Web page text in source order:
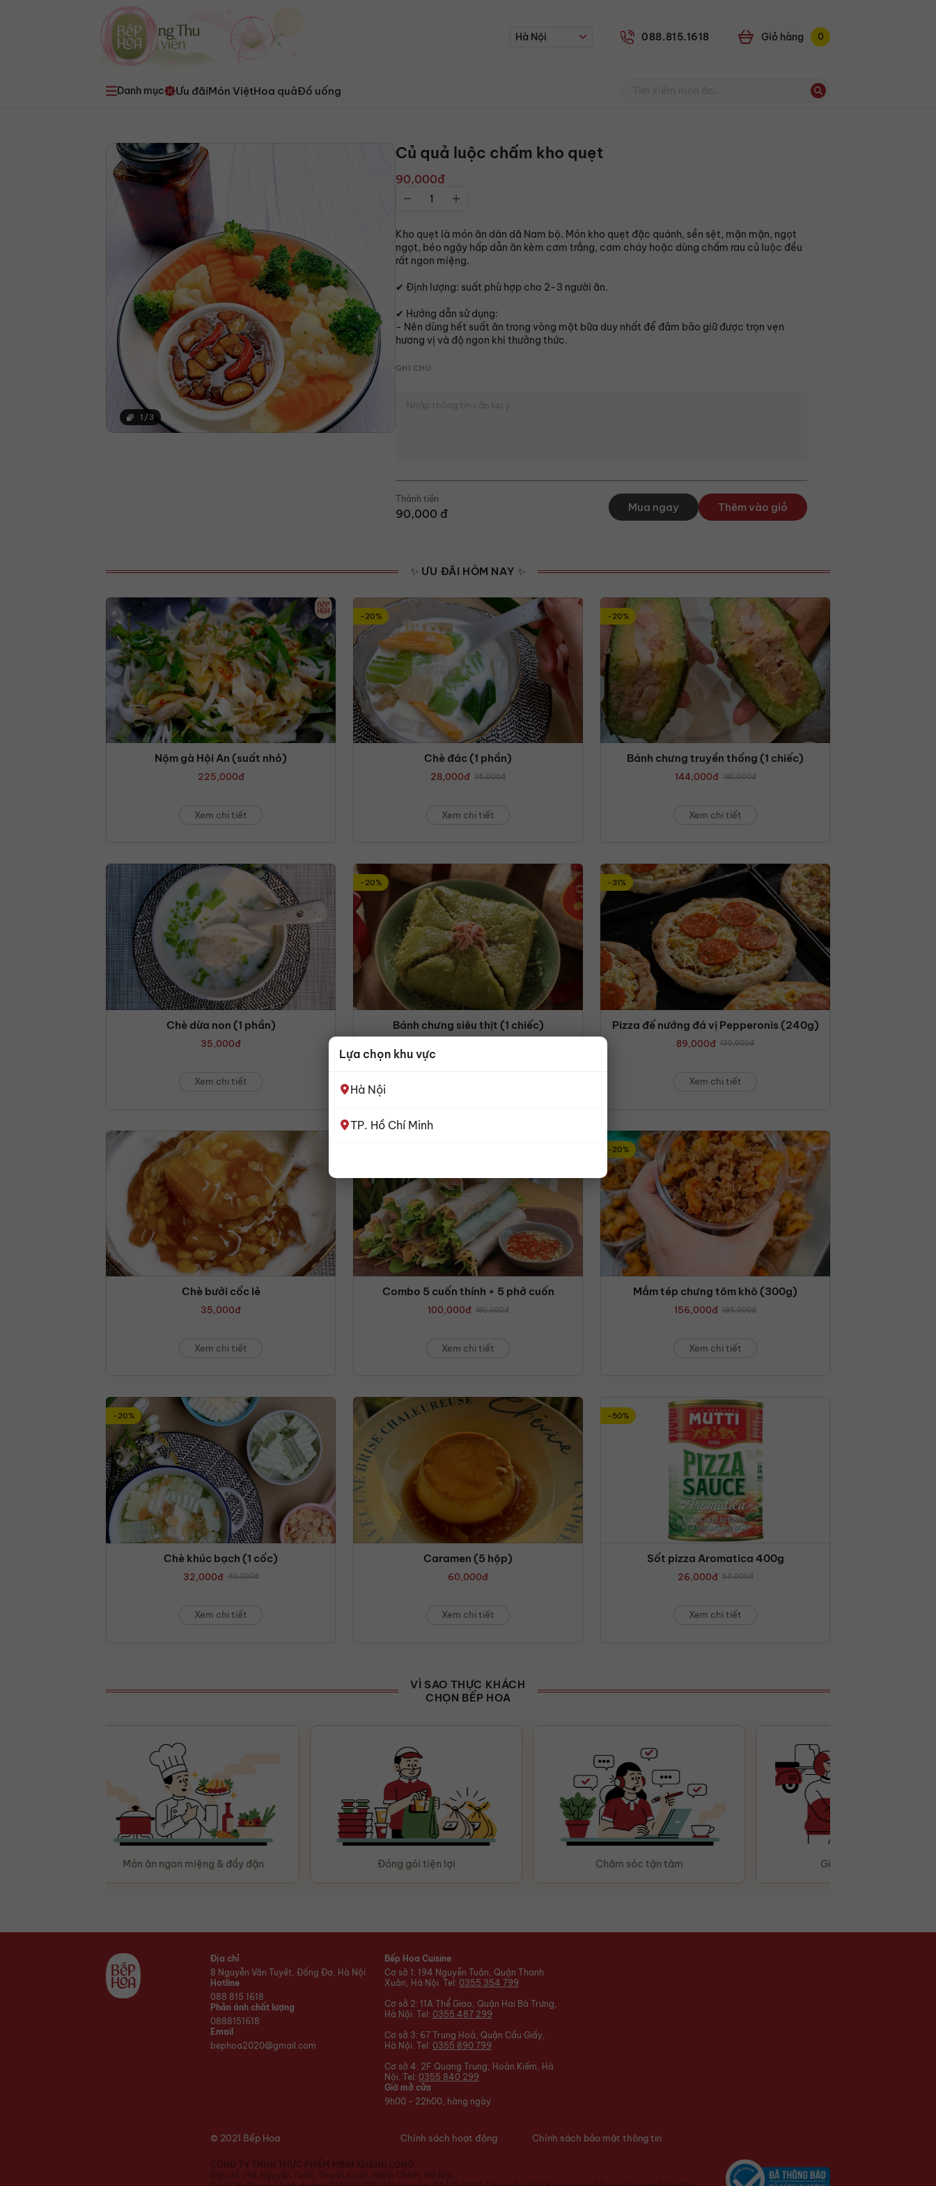
Hà Nội 088.815.1618 Giỏ 0
Danh mục Ưu đãiMón ViệtHoa quảĐồ uống
1 / 3
Củ quả luộc chấm kho quẹt
90,000đ
Kho quẹt là món ăn dân dã Nam bộ. Món kho quẹt đặc quánh, sền sệt, mặn mặn, ngọt
ngọt, béo ngậy hấp dẫn ăn kèm cơm trắng, cơm cháy hoặc dùng chấm rau củ luộc đều
rất ngon miệng.
✔ Định lượng: suất phù hợp cho 2-3 người ăn.
✔ Hướng dẫn sử dụng:
- Nên dùng hết suất ăn trong vòng một bữa duy nhất để đảm bảo giữ được trọn vẹn
hương vị và độ ngon khi thưởng thức.
GHI CHÚ
Thành tiền
90,000 đ Mua ngay Thêm vào giỏ
✨ ƯU ĐÃI HÔM NAY ✨
Nộm gà Hội An (suất nhỏ)
225,000đ
Xem chi tiết
-20%
Chè đác (1 phần)
28,000đ 35,000đ
Xem chi tiết
-20%
Bánh chưng truyền thống (1 chiếc)
144,000đ 180,000đ
Xem chi tiết
Chè dừa non (1 phần)
35,000đ
Xem chi tiết
-20%
Bánh chưng siêu thịt (1 chiếc)
-31%
Pizza đế nướng đá vị Pepperonis (240g)
89,000đ 130,000đ
Xem chi tiết
Chè bưởi cốc lẻ
35,000đ
Xem chi tiết
Combo 5 cuốn thính + 5 phở cuốn
100,000đ 180,000đ
Xem chi tiết
-20%
Mắm tép chưng tôm khô (300g)
156,000đ 195,000đ
Xem chi tiết
-20%
Chè khúc bạch (1 cốc)
32,000đ 40,000đ
Xem chi tiết
Caramen (5 hộp)
60,000đ
Xem chi tiết
-50%
Sốt pizza Aromatica 400g
26,000đ 53,000đ
Xem chi tiết
VÌ SAO THỰC KHÁCH
CHỌN BẾP HOA
Món ăn ngon miệng & đầy đặn Đóng gói tiện lợi Chăm sóc tận tâm Giao hàng tận nơi
Địa chỉ
8 Nguyễn Văn Tuyết, Đống Đa, Hà Nội
Hotline
088 815 1618
Phản ánh chất lượng
0888151618
Email
bephoa2020@gmail.com
Bếp Hoa Cuisine
Cơ sở 1: 194 Nguyễn Tuân, Quận Thanh
Xuân, Hà Nội. Tel: 0355 354 799
Cơ sở 2: 11A Thể Giao, Quận Hai Bà Trưng,
Hà Nội. Tel: 0355 487 299
Cơ sở 3: 67 Trung Hoà, Quận Cầu Giấy,
Hà Nội. Tel: 0355 890 799
Cơ sở 4: 2F Quang Trung, Hoàn Kiếm, Hà
Nội. Tel: 0355 840 299
Giờ mở cửa
9h00 - 22h00, hàng ngày
© 2021 Bếp Hoa Chính sách hoạt động Chính sách bảo mật thông tin
CÔNG TY TNHH THỰC PHẨM MINH KHÁNH LONG
Địa chỉ: 194 Nguyễn Tuân, Thanh Xuân, Nhân Chính, Hà Nội
Lựa chọn khu vực
Hà Nội
TP. Hồ Chí Minh